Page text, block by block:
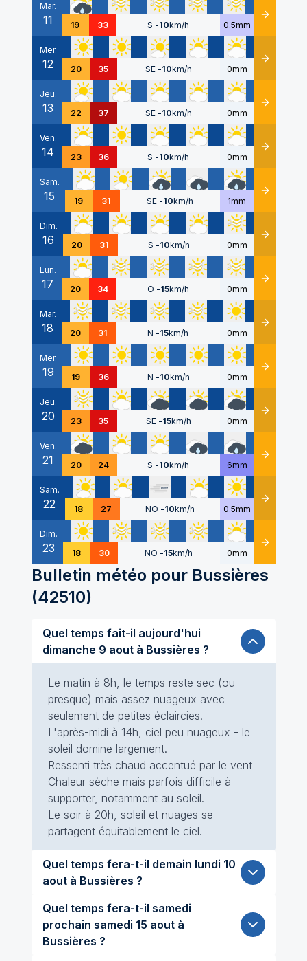
Mar.
11 19 33 S -10km/h 0.5mm Détails
Mer.
12 20 35 SE -10km/h 0mm Détails
Jeu.
13 22 37 SE -10km/h 0mm Détails
Ven.
14 23 36 S -10km/h 0mm Détails
Sam.
15 19 31 SE -10km/h 1mm Détails
Dim.
16 20 31 S -10km/h 0mm Détails
Lun.
17 20 34 O -15km/h 0mm Détails
Mar.
18 20 31 N -15km/h 0mm Détails
Mer.
19 19 36 N -10km/h 0mm Détails
Jeu.
20 23 35 SE -15km/h 0mm Détails
Ven.
21 20 24 S -10km/h 6mm Détails
Sam.
22 18 27 NO -10km/h 0.5mm Détails
Dim.
23 18 30 NO -15km/h 0mm Détails
Bulletin météo pour Bussières
(42510)
Quel temps fait-il aujourd'hui
dimanche 9 aout à Bussières ?
Le matin à 8h, le temps reste sec (ou
presque) mais assez nuageux avec
seulement de petites éclaircies.
L'après-midi à 14h, ciel peu nuageux - le
soleil domine largement.
Ressenti très chaud accentué par le vent
Chaleur sèche mais parfois difficile à
supporter, notamment au soleil.
Le soir à 20h, soleil et nuages se
partagent équitablement le ciel.
Quel temps fera-t-il demain lundi 10
aout à Bussières ?
Quel temps fera-t-il samedi
prochain samedi 15 aout à
Bussières ?